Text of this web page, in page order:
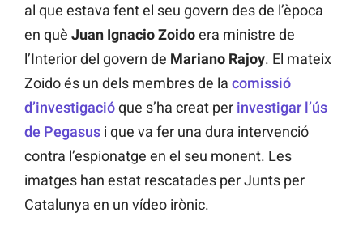
al que estava fent el seu govern des de l’època
en què Juan Ignacio Zoidoera ministre de
l’Interior del govern de Mariano Rajoy. El mateix
Zoido és un dels membres de la comissió
d’investigacióque s’ha creat per investigar l’ús
de Pegasus i que va fer una dura intervenció
contra l’espionatge en el seu monent. Les
imatges han estat rescatades per Junts per
Catalunya en un vídeo irònic.